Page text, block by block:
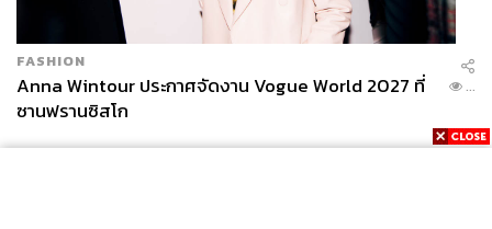
FASHION
Anna Wintour ประกาศจัดงาน Vogue World 2027 ที่
ซานฟรานซิสโก
...